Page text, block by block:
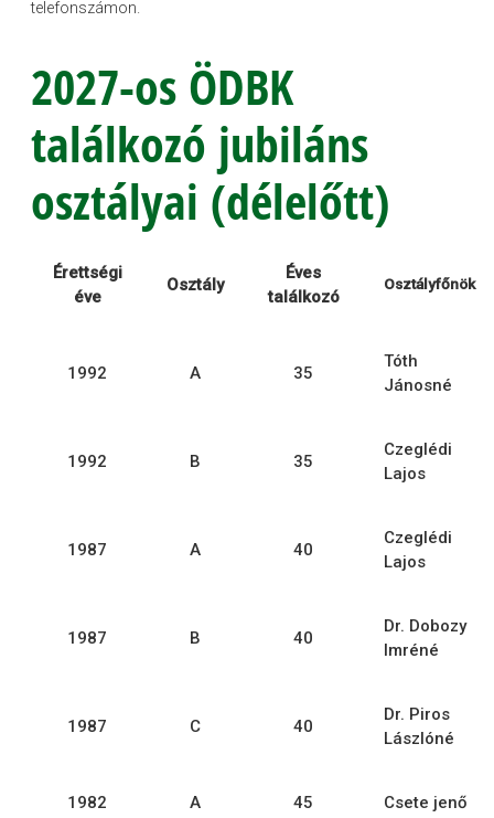
telefonszámon.
2027-os ÖDBK
találkozó jubiláns
osztályai (délelőtt)
Érettségi
éve
Osztály
Éves
találkozó
Osztályfőnök
1992 A 35
Tóth
Jánosné
1992 B 35
Czeglédi
Lajos
1987 A 40
Czeglédi
Lajos
1987 B 40
Dr. Dobozy
Imréné
1987 C 40
Dr. Piros
Lászlóné
1982 A 45 Csete jenő